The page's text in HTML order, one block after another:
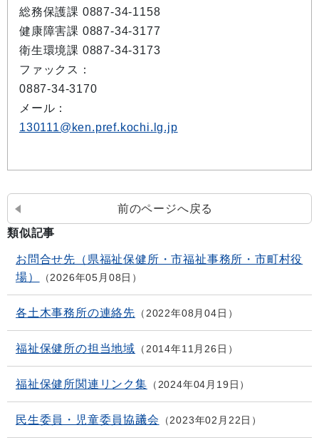
総務保護課 0887-34-1158
健康障害課 0887-34-3177
衛生環境課 0887-34-3173
ファックス：
0887-34-3170
メール：
130111@ken.pref.kochi.lg.jp
前のページへ戻る
類似記事
お問合せ先（県福祉保健所・市福祉事務所・市町村役
場）
2026年05月08日
各土木事務所の連絡先 2022年08月04日
福祉保健所の担当地域 2014年11月26日
福祉保健所関連リンク集 2024年04月19日
民生委員・児童委員協議会 2023年02月22日